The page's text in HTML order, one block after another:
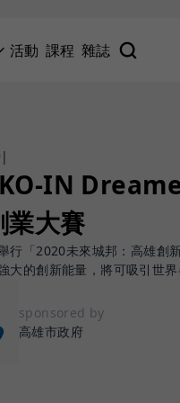
活動 課程 雜誌
|
IN
業大賽
行「2020未來城邦：高雄創
大的創新能量，將可吸引世界
sponsored by
高雄市政府